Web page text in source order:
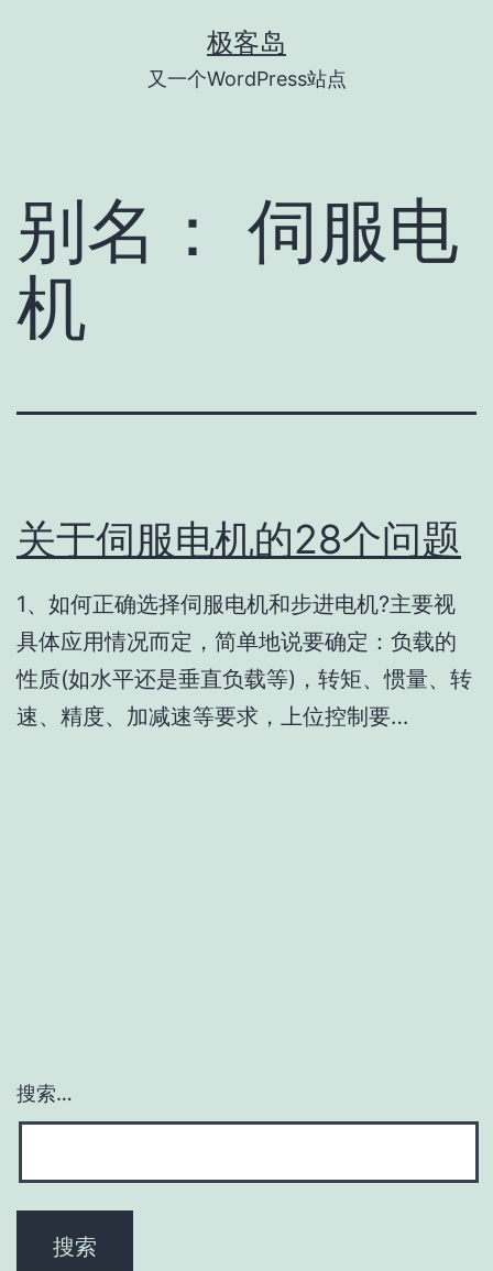
极客岛
又一个WordPress站点
别名： 伺服电
机
关于伺服电机的28个问题
1、如何正确选择伺服电机和步进电机?主要视
具体应用情况而定，简单地说要确定：负载的
性质(如水平还是垂直负载等)，转矩、惯量、转
速、精度、加减速等要求，上位控制要…
搜索…